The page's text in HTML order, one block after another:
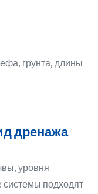
грунта, длины
дренажа
уровня
подходят